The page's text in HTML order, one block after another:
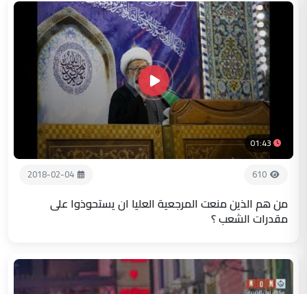
01:43
610
2018-02-04
من هم الذين منعت المرجعية العليا ان يستحوذوا على
مقدرات الشعب ؟